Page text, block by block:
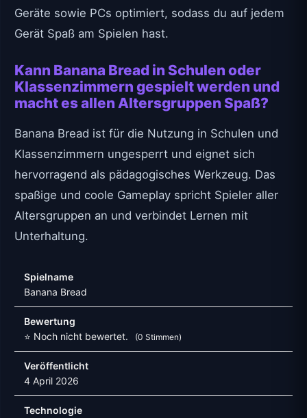
Geräte sowie PCs optimiert, sodass du auf jedem
Gerät Spaß am Spielen hast.
Kann Banana Bread in Schulen oder
Klassenzimmern gespielt werden und
macht es allen Altersgruppen Spaß?
Banana Bread ist für die Nutzung in Schulen und
Klassenzimmern ungesperrt und eignet sich
hervorragend als pädagogisches Werkzeug. Das
spaßige und coole Gameplay spricht Spieler aller
Altersgruppen an und verbindet Lernen mit
Unterhaltung.
Spielname
Banana Bread
Bewertung
⭐ Noch nicht bewertet.
(0 Stimmen)
Veröffentlicht
4 April 2026
Technologie